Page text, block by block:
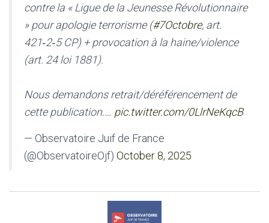
contre la « Ligue de la Jeunesse Révolutionnaire
» pour apologie terrorisme (#7Octobre, art.
421‑2‑5 CP) + provocation à la haine/violence
(art. 24 loi 1881).
Nous demandons retrait/déréférencement de
cette publication.… pic.twitter.com/0LlrNeKqcB
— Observatoire Juif de France
(@ObservatoireOjf) October 8, 2025